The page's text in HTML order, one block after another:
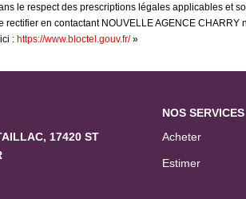
le respect des prescriptions légales applicables et
rectifier en contactant NOUVELLE AGENCE
: https://www.bloctel.gouv.fr/»
17420 ST
NOS SERVICES
Acheter
Estimer